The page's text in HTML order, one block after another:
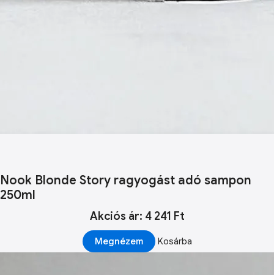
Nook Blonde Story ragyogást adó sampon
250ml
Akciós ár: 4 241 Ft
Megnézem Kosárba